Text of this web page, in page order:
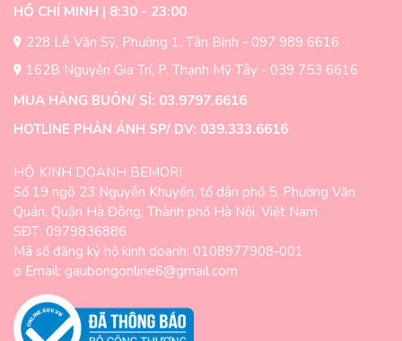
HỒ CHÍ MINH | 8:30 - 23:00
228 Lê Văn Sỹ, Phường 1, Tân Bình - 097 989 6616
162B Nguyễn Gia Trí, P. Thạnh Mỹ Tây - 039 753 6616
MUA HÀNG BUÔN/ SỈ: 03.9797.6616
HOTLINE PHẢN ÁNH SP/ DV: 039.333.6616
HỘ KINH DOANH BEMORI
Số 19 ngõ 23 Nguyễn Khuyến, tổ dân phố 5, Phường Văn
Quán, Quận Hà Đông, Thành phố Hà Nội, Việt Nam
SĐT: 0979836886
Mã số đăng ký hộ kinh doanh: 0108977908-001
o Email: gaubongonline6@gmail.com